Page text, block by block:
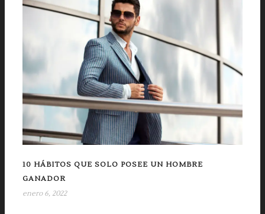
10 HÁBITOS QUE SOLO POSEE UN HOMBRE
GANADOR
enero 6, 2022